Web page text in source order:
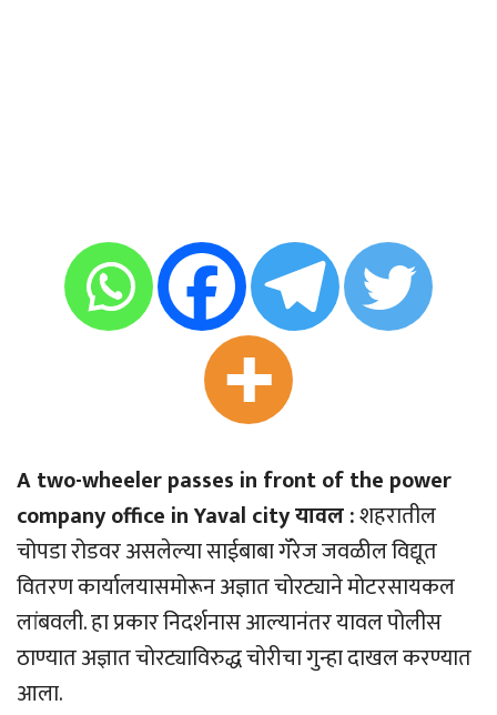
A two-wheeler passes in front of the power
company office in Yaval city यावल :शहरातील
चोपडा रोडवर असलेल्या साईबाबा गॅरेज जवळील विद्यूत
वितरण कार्यालयासमोरून अज्ञात चोरट्याने मोटरसायकल
लांबवली. हा प्रकार निदर्शनास आल्यानंतर यावल पोलीस
ठाण्यात अज्ञात चोरट्याविरुद्ध चोरीचा गुन्हा दाखल करण्यात
आला.